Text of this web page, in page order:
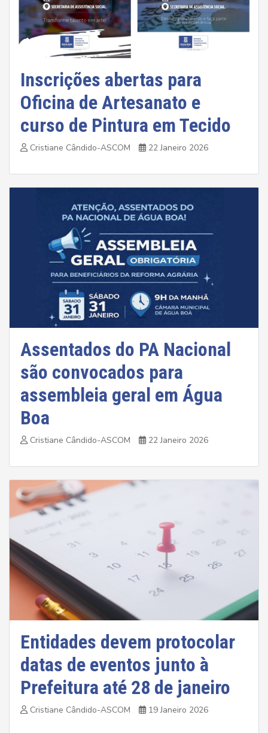
Inscrições abertas para
Oficina de Artesanato e
curso de Pintura em Tecido
Cristiane Cândido-ASCOM 22 Janeiro 2026
Assentados do PA Nacional
são convocados para
assembleia geral em Água
Boa
Cristiane Cândido-ASCOM 22 Janeiro 2026
Entidades devem protocolar
datas de eventos junto à
Prefeitura até 28 de janeiro
Cristiane Cândido-ASCOM 19 Janeiro 2026